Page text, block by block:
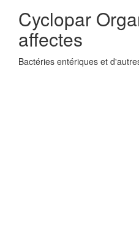
Cyclopar
affectes
Bactéries entériques et